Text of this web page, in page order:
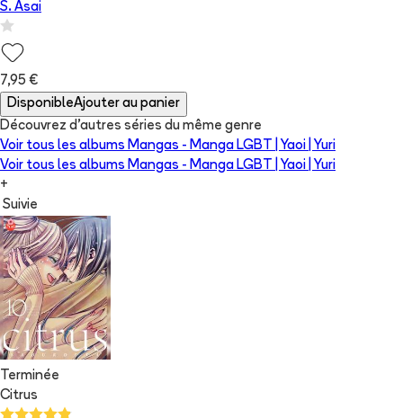
S. Asai
7,95 €
DisponibleAjouter au panier
Découvrez d'autres séries du même genre
Voir tous les albums Mangas - Manga LGBT | Yaoi | Yuri
Voir tous les albums Mangas - Manga LGBT | Yaoi | Yuri
+
Suivie
Terminée
Citrus